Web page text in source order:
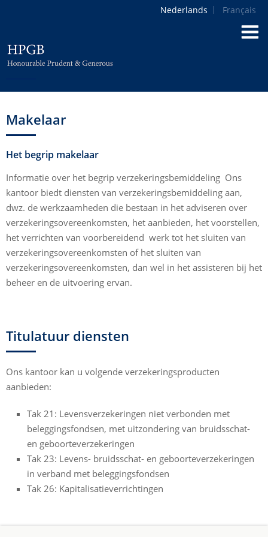
Nederlands Français
Makelaar
Het begrip makelaar
Informatie over het begrip verzekeringsbemiddeling Ons
kantoor biedt diensten van verzekeringsbemiddeling aan,
dwz. de werkzaamheden die bestaan in het adviseren over
verzekeringsovereenkomsten, het aanbieden, het voorstellen,
het verrichten van voorbereidend werk tot het sluiten van
verzekeringsovereenkomsten of het sluiten van
verzekeringsovereenkomsten, dan wel in het assisteren bij het
beheer en de uitvoering ervan.
Titulatuur diensten
Ons kantoor kan u volgende verzekeringsproducten
aanbieden:
Tak 21: Levensverzekeringen niet verbonden met
beleggingsfondsen, met uitzondering van bruidsschat-
en geboorteverzekeringen
Tak 23: Levens- bruidsschat- en geboorteverzekeringen
in verband met beleggingsfondsen
Tak 26: Kapitalisatieverrichtingen